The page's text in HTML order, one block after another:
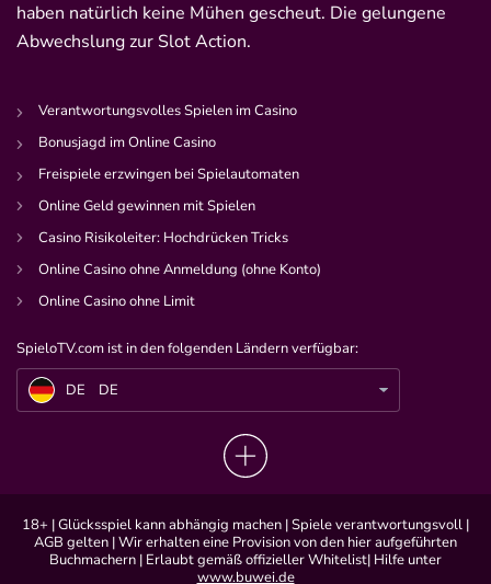
haben natürlich keine Mühen gescheut. Die gelungene
Abwechslung zur Slot Action.
Verantwortungsvolles Spielen im Casino
Bonusjagd im Online Casino
Freispiele erzwingen bei Spielautomaten
Online Geld gewinnen mit Spielen
Casino Risikoleiter: Hochdrücken Tricks
Online Casino ohne Anmeldung (ohne Konto)
Online Casino ohne Limit
SpieloTV.com ist in den folgenden Ländern verfügbar:
DE
DE
18+ | Glücksspiel kann abhängig machen | Spiele verantwortungsvoll |
AGB gelten | Wir erhalten eine Provision von den hier aufgeführten
Buchmachern | Erlaubt gemäß offizieller Whitelist| Hilfe unter
www.buwei.de